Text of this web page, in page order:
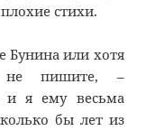
стихи.
Бунина или хотя
пишите, –
и я ему весьма
бы лет из